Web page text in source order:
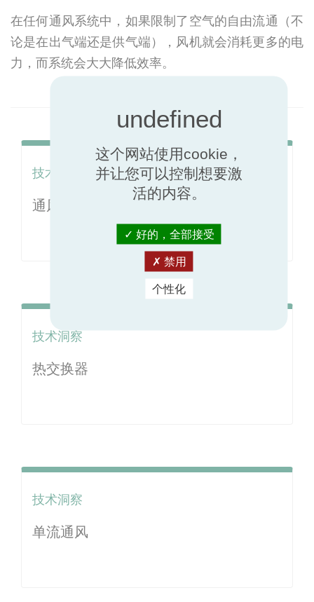
在任何通风系统中，如果限制了空气的自由流通（不
论是在出气端还是供气端），风机就会消耗更多的电
力，而系统会大大降低效率。
技术洞察
通风管和密封
技术洞察
热交换器
技术洞察
单流通风
这个网站使用cookie，
并让您可以控制想要激
活的内容。
好的，全部接受
禁用
个性化